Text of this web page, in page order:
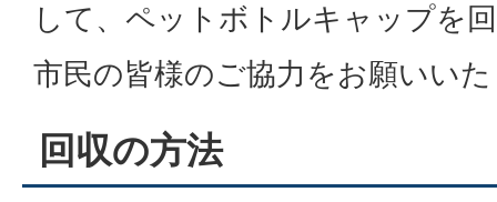
して、ペットボトルキャップを
市民の皆様のご協力をお願いい
回収の方法